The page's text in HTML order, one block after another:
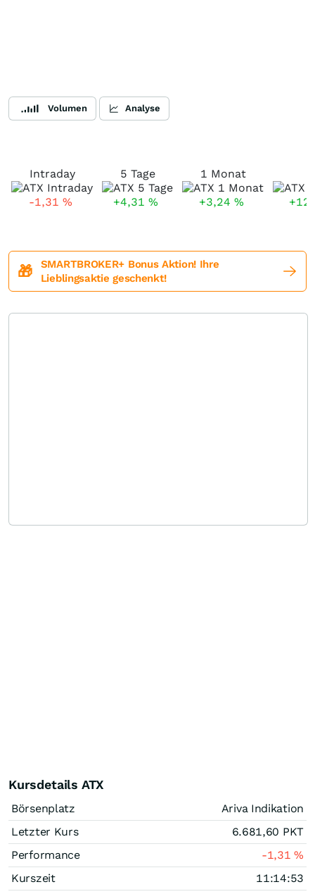
Volumen Analyse
Intraday
-1,31 %
5 Tage
+4,31 %
1 Monat
+3,24 %
🎁
SMARTBROKER+ Bonus Aktion! Ihre
Lieblingsaktie geschenkt!
Kursdetails ATX
Börsenplatz
Ariva Indikation
Letzter Kurs
6.681,60 PKT
Performance
-1,31%
Kurszeit
11:14:53